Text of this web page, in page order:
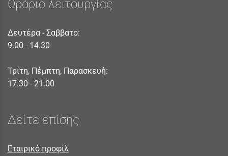
Ωράριο λειτουργίας
Δευτέρα - Σαββατο:
9.00 - 14.30
Τρίτη, Πέμπτη, Παρασκευή:
17.30 - 21.00
Δείτε επίσης
Εταιρικό προφίλ